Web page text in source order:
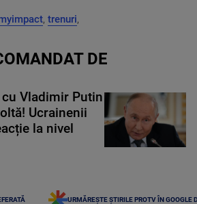
, trenuri,
DE
cu Vladimir Putin
Ucrainenii
la nivel
URMĂREȘTE ȘTIRILE PROTV ÎN GOOGLE